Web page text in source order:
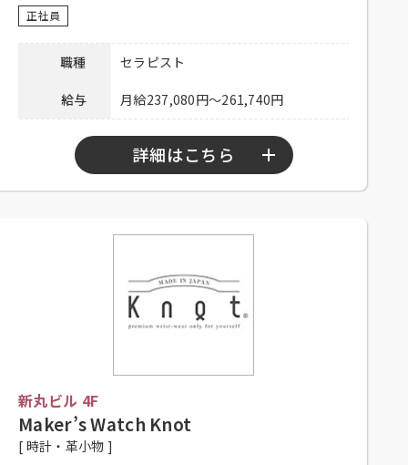
連絡先
03-6240-3411 担当：TEAPOND採
用担当
正社員
職種 セラピスト
給与 月給237,080円～261,740円
詳細はこちら
フリーター歓迎、未経験者可
昇給有り、社保完備、制服貸与、社
部支給（上限30,000円／月）
応募方法
メールアドレスにご連絡ください。
Mail：hr-ca@queensway-group.jp
新丸ビル 4F
Maker’s Watch Knot
[ 時計・革小物 ]